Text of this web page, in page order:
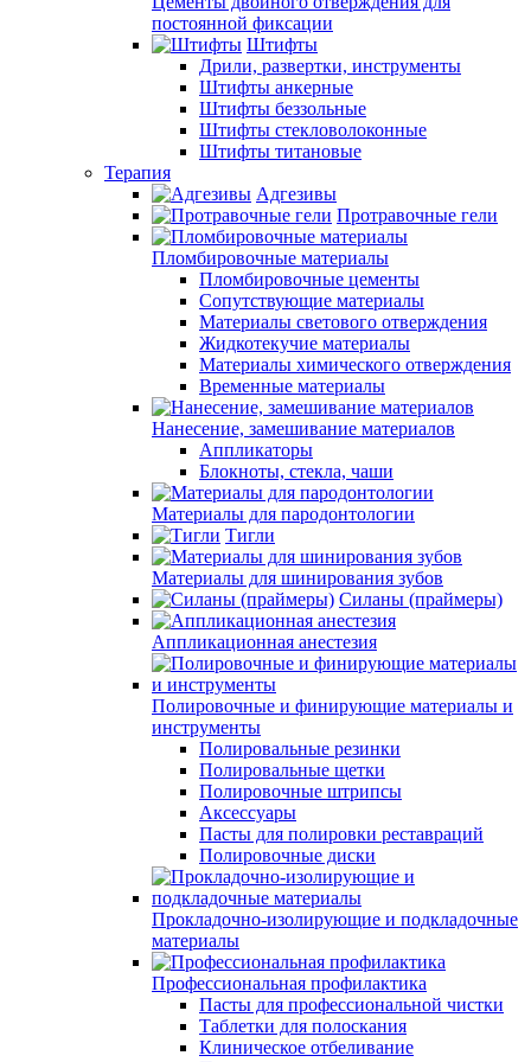
постоянной фиксации
Штифты
Дрили, развертки, инструменты
Штифты анкерные
Штифты беззольные
Штифты стекловолоконные
Штифты титановые
Терапия
Адгезивы
Протравочные гели
Пломбировочные материалы
Пломбировочные цементы
Сопутствующие материалы
Материалы светового отверждения
Жидкотекучие материалы
Материалы химического отверждения
Временные материалы
Нанесение, замешивание материалов
Аппликаторы
Блокноты, стекла, чаши
Материалы для пародонтологии
Тигли
Материалы для шинирования зубов
Силаны (праймеры)
Аппликационная анестезия
Полировочные и финирующие материалы и
инструменты
Полировальные резинки
Полировальные щетки
Полировочные штрипсы
Аксессуары
Пасты для полировки реставраций
Полировочные диски
Прокладочно-изолирующие и подкладочные
материалы
Профессиональная профилактика
Пасты для профессиональной чистки
Таблетки для полоскания
Клиническое отбеливание